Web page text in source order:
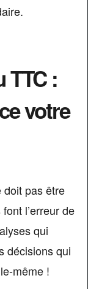
TTC :
votre
doit pas être
l’erreur de
qui
décisions qui
même !